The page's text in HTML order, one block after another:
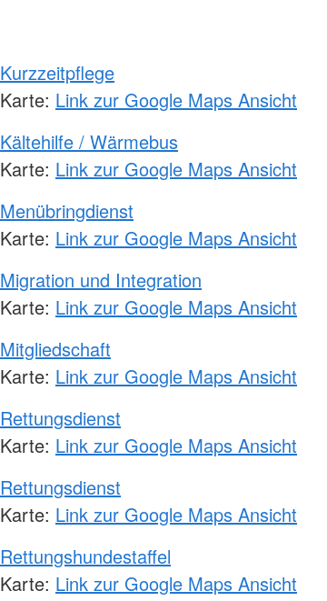
Kurzzeitpflege
Karte: Link zur Google Maps Ansicht
Kältehilfe / Wärmebus
Karte: Link zur Google Maps Ansicht
Menübringdienst
Karte: Link zur Google Maps Ansicht
Migration und Integration
Karte: Link zur Google Maps Ansicht
Mitgliedschaft
Karte: Link zur Google Maps Ansicht
Rettungsdienst
Karte: Link zur Google Maps Ansicht
Rettungsdienst
Karte: Link zur Google Maps Ansicht
Rettungshundestaffel
Karte: Link zur Google Maps Ansicht